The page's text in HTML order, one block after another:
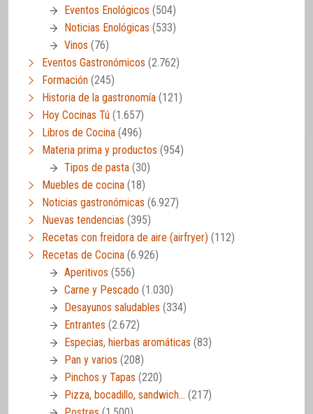
Eventos Enológicos (504)
Noticias Enológicas (533)
Vinos (76)
Eventos Gastronómicos (2.762)
Formación (245)
Historia de la gastronomía (121)
Hoy Cocinas Tú (1.657)
Libros de Cocina (496)
Materia prima y productos (954)
Tipos de pasta (30)
Muebles de cocina (18)
Noticias gastronómicas (6.927)
Nuevas tendencias (395)
Recetas con freidora de aire (airfryer) (112)
Recetas de Cocina (6.926)
Aperitivos (556)
Carne y Pescado (1.030)
Desayunos saludables (334)
Entrantes (2.672)
Especias, hierbas aromáticas (83)
Pan y varios (208)
Pinchos y Tapas (220)
Pizza, bocadillo, sandwich… (217)